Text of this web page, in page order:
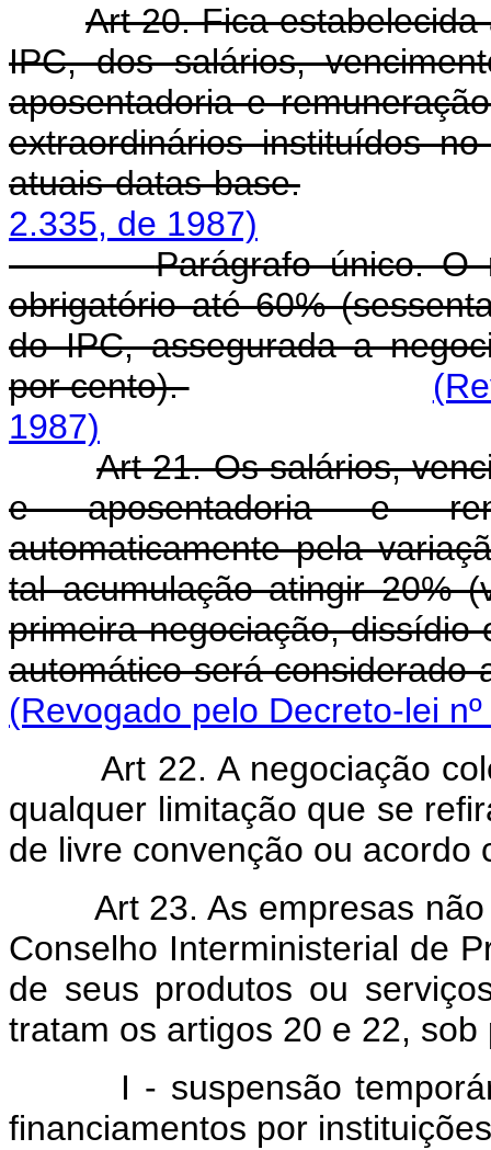
Art 20. Fica
IPC, dos salários,
aposentadoria e
extraordinários instituídos
atuais datas-base.
2.335, de 1987)
Parágrafo único. O
obrigatório até 60%
do IPC, assegurada a
por cento).
1987)
Art 21. Os salários,
e aposentadoria e
automaticamente pela
tal acumulação atingir 20%
primeira negociação, dissídio
automático será considerado
(Revogado pelo Decreto-lei
Art 22. A negociação
qualquer limitação que se
de livre convenção ou acordo
Art 23. As empresas
Conselho Interministerial de
de seus produtos ou
tratam os artigos 20 e 22, sob
I - suspensão
financiamentos por